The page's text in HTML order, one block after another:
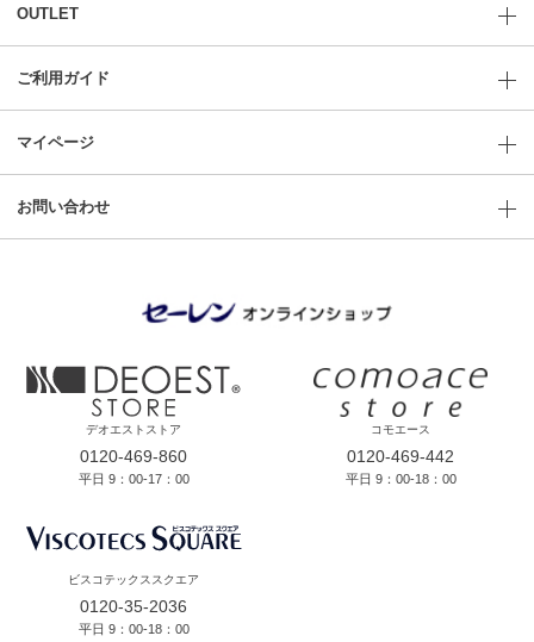
OUTLET
ご利用ガイド
マイページ
お問い合わせ
デオエストストア
0120-469-860
平日 9：00-17：00
コモエース
0120-469-442
平日 9：00-18：00
ビスコテックススクエア
0120-35-2036
平日 9：00-18：00